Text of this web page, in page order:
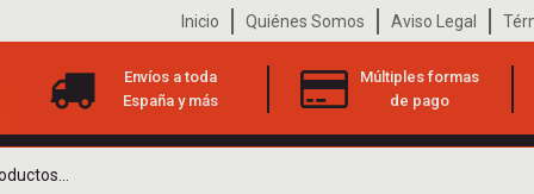
Inicio Quiénes Somos Aviso Legal
Envíos a toda
España y más
Múltiples formas
de pago